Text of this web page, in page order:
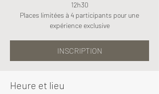
12h30
Places limitées à 4 participants pour une
expérience exclusive
INSCRIPTION
Heure et lieu